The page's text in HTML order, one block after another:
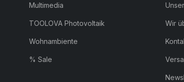
Multimedia
TOOLOVA Photovoltaik
Wohnambiente
% Sale
Wir